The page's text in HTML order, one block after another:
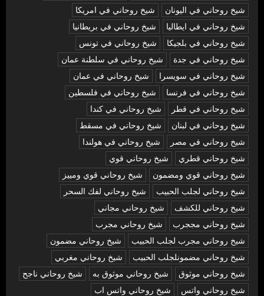
شيخ روحاني في اليونان
شيخ روحاني في امريكا
شيخ روحاني في ايطاليا
شيخ روحاني في بريطانيا
شيخ روحاني في بلجيكا
شيخ روحاني في تونس
شيخ روحاني في جدة
شيخ روحاني في سلطنة عمان
شيخ روحاني في سويسرا
شيخ روحاني في عمان
شيخ روحاني في فرنسا
شيخ روحاني في فلسطين
شيخ روحاني في قطر
شيخ روحاني في كندا
شيخ روحاني في لبنان
شيخ روحاني في مسقط
شيخ روحاني في مصر
شيخ روحاني في هولندا
شيخ روحاني قطري
شيخ روحاني قوي
شيخ روحاني قوي ومضمون
شيخ روحاني قوي ومييز
شيخ روحاني لجلب الحبيب
شيخ روحاني لفك السحر
شيخ روحاني للكشف
شيخ روحاني مجاني
شيخ روحاني مججرب
شيخ روحاني مجرب
شيخ روحاني مجرب لجلب الحبيب
شيخ روحاني مضمون
شيخ روحاني مضمونلجلب الحبيب
شيخ روحاني مغربي
شيخ روحاني موثوق
شيخ روحاني موثوق به
شيخ روحاني ناجح
شيخ روحاني واتس
شيخ روحاني واتس اب